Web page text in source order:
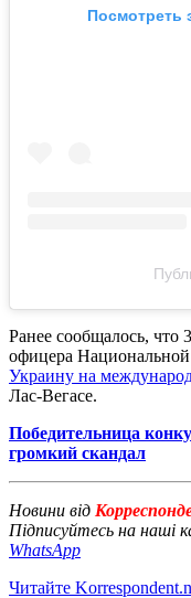
Посмотреть
Ранее сообщалось, что
офицера
Украину на
Лас-Вегасе.
Победительница
громкий скандал
Новини від
Підписуйтесь на наші
WhatsApp
Читайте